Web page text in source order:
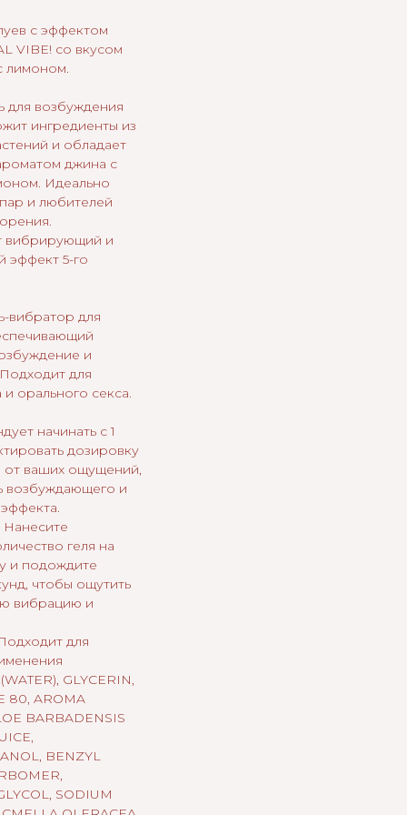
с эффектом
VIBE! со вкусом
лимоном.
для возбуждения
ингредиенты из
и обладает
джина с
Идеально
и любителей
вибрирующий и
эффект 5-го
вибратор для
и
для
орального секса.
начинать с 1
дозировку
от ваших ощущений,
возбуждающего и
геля на
и подождите
чтобы ощутить
вибрацию и
для
GLYCERIN,
80, AROMA
BARBADENSIS
BENZYL
SODIUM